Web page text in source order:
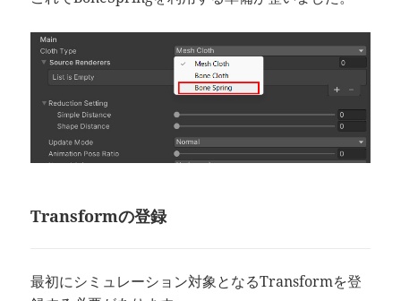
Transformの登録
最初にシミュレーション対象となるTransformを登